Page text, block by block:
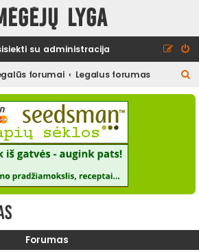
lyga
su administracija
forumai Legalus forumas
e
Forumas